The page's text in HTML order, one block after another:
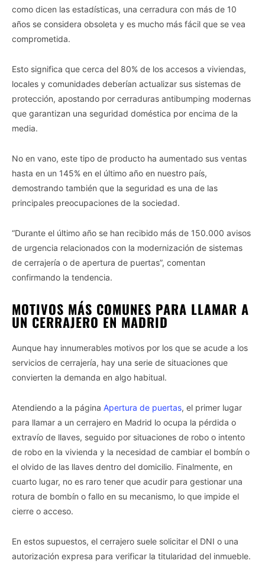
como dicen las estadísticas, una cerradura con más de 10
años se considera obsoleta y es mucho más fácil que se vea
comprometida.
Esto significa que cerca del 80% de los accesos a viviendas,
locales y comunidades deberían actualizar sus sistemas de
protección, apostando por cerraduras antibumping modernas
que garantizan una seguridad doméstica por encima de la
media.
No en vano, este tipo de producto ha aumentado sus ventas
hasta en un 145% en el último año en nuestro país,
demostrando también que la seguridad es una de las
principales preocupaciones de la sociedad.
“Durante el último año se han recibido más de 150.000 avisos
de urgencia relacionados con la modernización de sistemas
de cerrajería o de apertura de puertas”, comentan
confirmando la tendencia.
MOTIVOS MÁS COMUNES PARA LLAMAR A
UN CERRAJERO EN MADRID
Aunque hay innumerables motivos por los que se acude a los
servicios de cerrajería, hay una serie de situaciones que
convierten la demanda en algo habitual.
Atendiendo a la página Apertura de puertas, el primer lugar
para llamar a un cerrajero en Madrid lo ocupa la pérdida o
extravío de llaves, seguido por situaciones de robo o intento
de robo en la vivienda y la necesidad de cambiar el bombín o
el olvido de las llaves dentro del domicilio. Finalmente, en
cuarto lugar, no es raro tener que acudir para gestionar una
rotura de bombín o fallo en su mecanismo, lo que impide el
cierre o acceso.
En estos supuestos, el cerrajero suele solicitar el DNI o una
autorización expresa para verificar la titularidad del inmueble.